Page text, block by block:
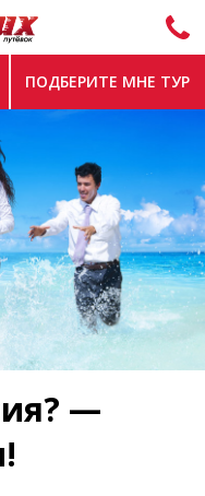
ПОДБЕРИТЕ МНЕ ТУР
—